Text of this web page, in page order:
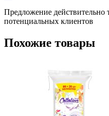
Предложение действительно
потенциальных клиентов
Похожие товары